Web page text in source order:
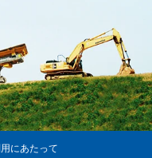
にあたって